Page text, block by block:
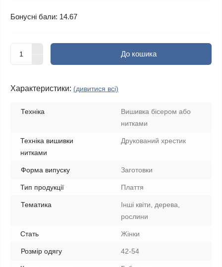
Бонусні бали: 14.67
До кошика
Характеристики: (дивитися всі)
Техніка
Вишивка бісером або
нитками
Техніка вишивки
нитками
Друкований хрестик
Форма випуску Заготовки
Тип продукції Плаття
Тематика
Інші квіти, дерева,
рослини
Стать Жінки
Розмір одягу 42-54